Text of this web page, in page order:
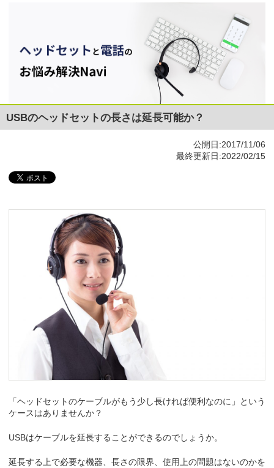
USBのヘッドセットの長さは延長可能か？
公開日:2017/11/06
最終更新日:2022/02/15
「ヘッドセットのケーブルがもう少し長ければ便利なのに」という
ケースはありませんか？
USBはケーブルを延長することができるのでしょうか。
延長する上で必要な機器、長さの限界、使用上の問題はないのかを